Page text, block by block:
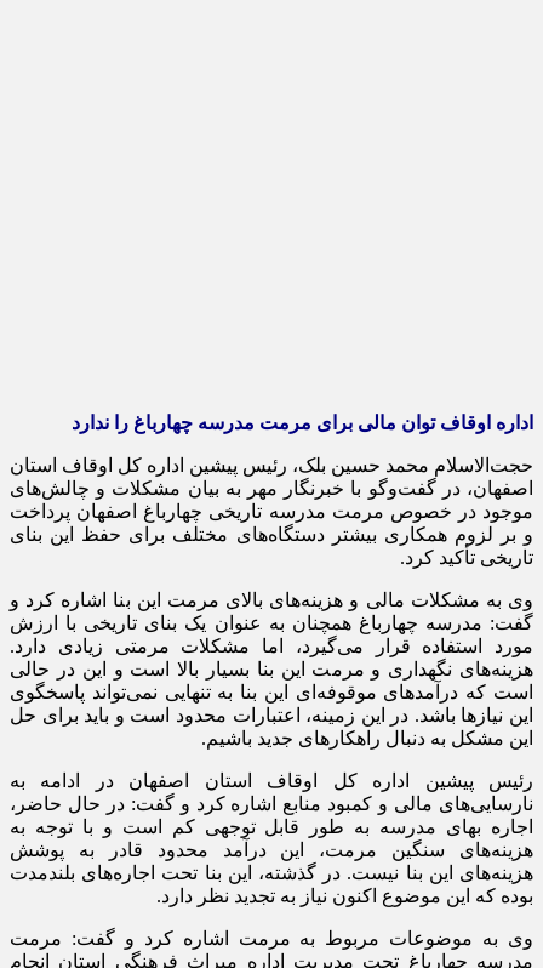
اداره اوقاف توان مالی برای مرمت مدرسه چهارباغ را ندارد
حجت‌الاسلام محمد حسین بلک، رئیس پیشین اداره کل اوقاف استان
اصفهان، در گفت‌وگو با خبرنگار مهر به بیان مشکلات و چالش‌های
موجود در خصوص مرمت مدرسه تاریخی چهارباغ اصفهان پرداخت
و بر لزوم همکاری بیشتر دستگاه‌های مختلف برای حفظ این بنای
تاریخی تأکید کرد.
وی به مشکلات مالی و هزینه‌های بالای مرمت این بنا اشاره کرد و
گفت: مدرسه چهارباغ همچنان به عنوان یک بنای تاریخی با ارزش
مورد استفاده قرار می‌گیرد، اما مشکلات مرمتی زیادی دارد.
هزینه‌های نگهداری و مرمت این بنا بسیار بالا است و این در حالی
است که درآمدهای موقوفه‌ای این بنا به تنهایی نمی‌تواند پاسخگوی
این نیازها باشد. در این زمینه، اعتبارات محدود است و باید برای حل
این مشکل به دنبال راهکارهای جدید باشیم.
رئیس پیشین اداره کل اوقاف استان اصفهان در ادامه به
نارسایی‌های مالی و کمبود منابع اشاره کرد و گفت: در حال حاضر،
اجاره بهای مدرسه به طور قابل توجهی کم است و با توجه به
هزینه‌های سنگین مرمت، این درآمد محدود قادر به پوشش
هزینه‌های این بنا نیست. در گذشته، این بنا تحت اجاره‌های بلندمدت
بوده که این موضوع اکنون نیاز به تجدید نظر دارد.
وی به موضوعات مربوط به مرمت اشاره کرد و گفت: مرمت
مدرسه چهارباغ تحت مدیریت اداره میراث فرهنگی استان انجام